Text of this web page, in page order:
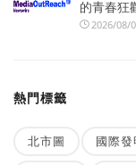
的青春狂
2026/08/
熱門標籤
北市圖 國際發